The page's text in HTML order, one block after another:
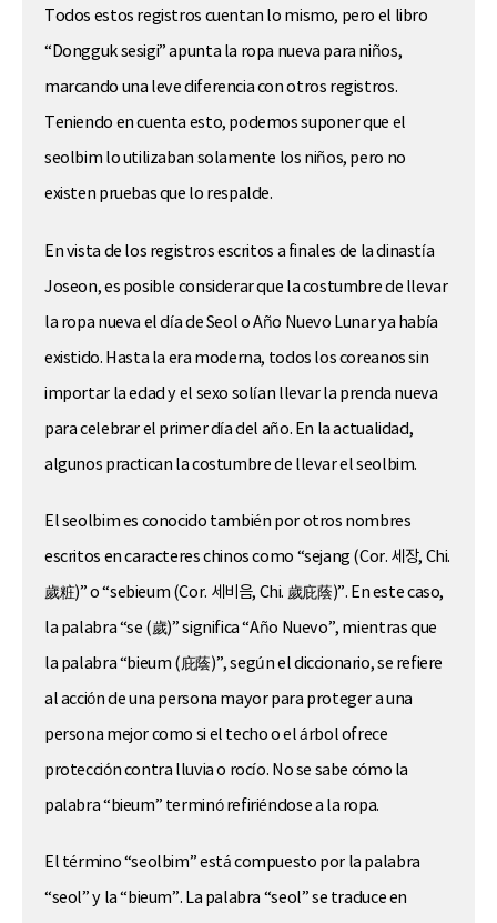
Todos estos registros cuentan lo mismo, pero el libro
“Dongguk sesigi” apunta la ropa nueva para niños,
marcando una leve diferencia con otros registros.
Teniendo en cuenta esto, podemos suponer que el
seolbim lo utilizaban solamente los niños, pero no
existen pruebas que lo respalde.
En vista de los registros escritos a finales de la dinastía
Joseon, es posible considerar que la costumbre de llevar
la ropa nueva el día de Seol o Año Nuevo Lunar ya había
existido. Hasta la era moderna, todos los coreanos sin
importar la edad y el sexo solían llevar la prenda nueva
para celebrar el primer día del año. En la actualidad,
algunos practican la costumbre de llevar el seolbim.
El seolbim es conocido también por otros nombres
escritos en caracteres chinos como “sejang (Cor. 세장, Chi.
歲粧)” o “sebieum (Cor. 세비음, Chi. 歲庇蔭)”. En este caso,
la palabra “se (歲)” significa “Año Nuevo”, mientras que
la palabra “bieum (庇蔭)”, según el diccionario, se refiere
al acción de una persona mayor para proteger a una
persona mejor como si el techo o el árbol ofrece
protección contra lluvia o rocío. No se sabe cómo la
palabra “bieum” terminó refiriéndose a la ropa.
El término “seolbim” está compuesto por la palabra
“seol” y la “bieum”. La palabra “seol” se traduce en